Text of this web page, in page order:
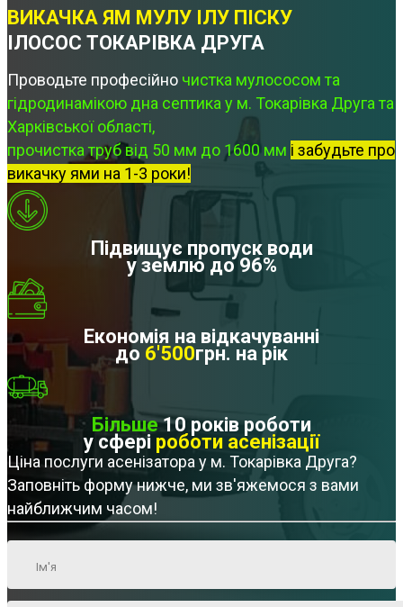
ВИКАЧКА ЯМ МУЛУ ІЛУ ПІСКУ
ІЛОСОС ТОКАРІВКА ДРУГА
Проводьте професійно чистка мулососом та
гідродинамікою дна септика у м. Токарівка Друга та
Харківської області,
прочистка труб від 50 мм до 1600 мм і забудьте про
викачку ями на 1-3 роки!
Підвищує пропуск води
у землю до 96%
Економія на відкачуванні
до 6'500грн. на рік
Більше10 років роботи
у сфері роботи асенізації
Ціна послуги асенізатора у м. Токарівка Друга?
Заповніть форму нижче, ми зв'яжемося з вами
найближчим часом!